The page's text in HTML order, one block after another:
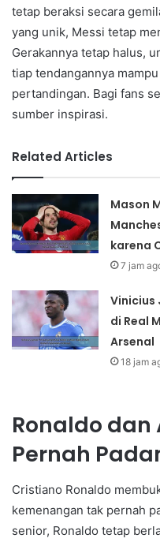
tetap beraksi secara
yang unik, Messi tetap
Gerakannya tetap halus,
tiap tendangannya
pertandingan. Bagi fans
sumber inspirasi.
Related Articles
Mason
karena
7 jam
Vinicius
di Real
Arsenal
18 jam
Ronaldo dan
Pernah
Cristiano Ronaldo
kemenangan tak pernah
senior, Ronaldo tetap